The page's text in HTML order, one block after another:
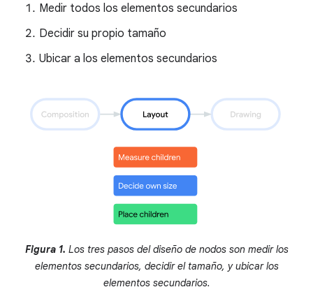
Medir todos los elementos secundarios
Decidir su propio tamaño
Ubicar a los elementos secundarios
Figura 1. Los tres pasos del diseño de nodos son medir los
elementos secundarios, decidir el tamaño, y ubicar los
elementos secundarios.